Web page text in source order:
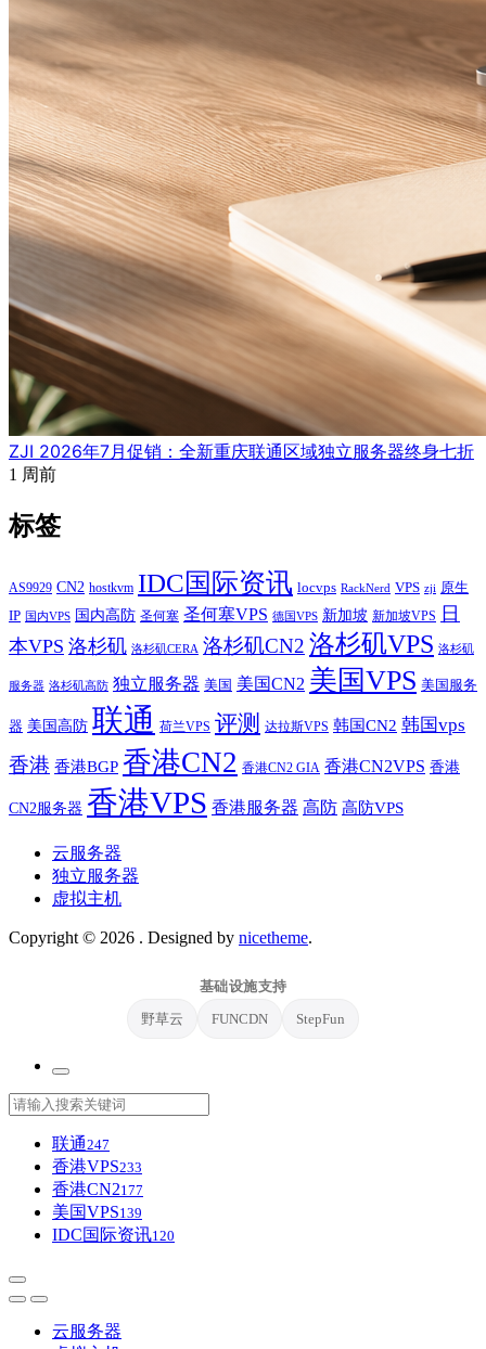
ZJI 2026年7月促销：全新重庆联通区域独立服务器终身七折
1 周前
标签
AS9929 CN2 hostkvm IDC国际资讯 locvps RackNerd VPS zji 原生
IP 国内VPS 国内高防 圣何塞 圣何塞VPS 德国VPS 新加坡 新加坡VPS
日
本VPS 洛杉矶 洛杉矶CERA 洛杉矶CN2 洛杉矶VPS 洛杉矶
服务器 洛杉矶高防 独立服务器 美国 美国CN2 美国VPS 美国服务
器 美国高防 联通 荷兰VPS 评测 达拉斯VPS 韩国CN2 韩国vps
香港 香港BGP 香港CN2 香港CN2 GIA 香港CN2VPS 香港
CN2服务器 香港VPS 香港服务器 高防 高防VPS
云服务器
独立服务器
虚拟主机
Copyright © 2026 . Designed by nicetheme.
基础设施支持
野草云
FUNCDN StepFun
联通247
香港VPS233
香港CN2177
美国VPS139
IDC国际资讯120
云服务器